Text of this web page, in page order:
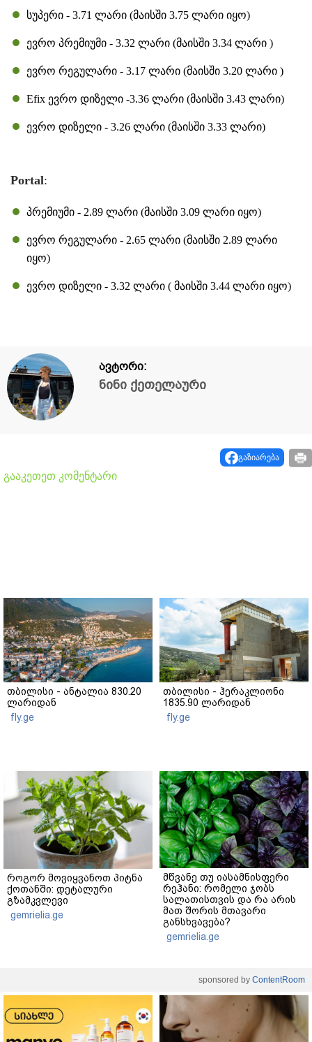
სუპერი - 3.71 ლარი (მაისში 3.75 ლარი იყო)
ევრო პრემიუმი - 3.32 ლარი (მაისში 3.34 ლარი )
ევრო რეგულარი - 3.17 ლარი (მაისში 3.20 ლარი )
Efix ევრო დიზელი -3.36 ლარი (მაისში 3.43 ლარი)
ევრო დიზელი - 3.26 ლარი (მაისში 3.33 ლარი)
Portal:
პრემიუმი - 2.89 ლარი (მაისში 3.09 ლარი იყო)
ევრო რეგულარი - 2.65 ლარი (მაისში 2.89 ლარი
იყო)
ევრო დიზელი - 3.32 ლარი ( მაისში 3.44 ლარი იყო)
ავტორი:
ნინი ქეთელაური
გაზიარება
გააკეთეთ კომენტარი
თბილისი - ანტალია 830.20
ლარიდან
fly.ge
თბილისი - ჰერაკლიონი
1835.90 ლარიდან
fly.ge
როგორ მოვიყვანოთ პიტნა
ქოთანში: დეტალური
გზამკვლევი
gemrielia.ge
მწვანე თუ იასამნისფერი
რეჰანი: რომელი ჯობს
სალათისთვის და რა არის
მათ შორის მთავარი
განსხვავება?
gemrielia.ge
sponsored by ContentRoom